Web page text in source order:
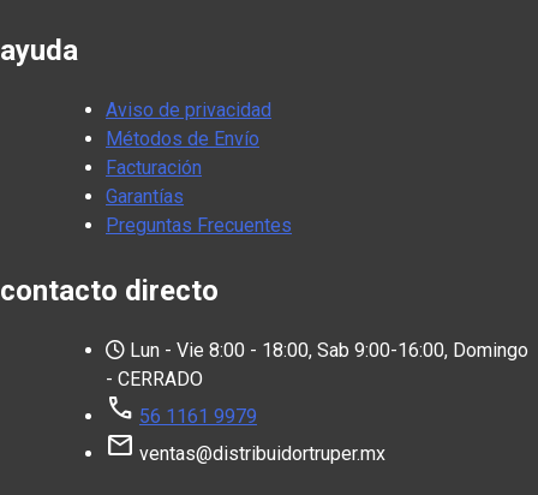
ayuda
Aviso de privacidad
Métodos de Envío
Facturación
Garantías
Preguntas Frecuentes
contacto directo
Lun - Vie 8:00 - 18:00, Sab 9:00-16:00, Domingo
- CERRADO
call 56 1161 9979
mail ventas@distribuidortruper.mx